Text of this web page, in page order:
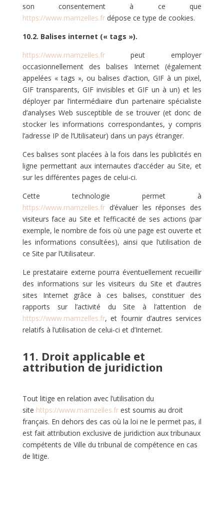
son consentement à ce que
https://www.mamzelles.fr dépose ce type de cookies.
10.2. Balises internet (« tags »).
https://www.mamzelles.frpeut employer
occasionnellement des balises Internet (également
appelées « tags », ou balises d’action, GIF à un pixel,
GIF transparents, GIF invisibles et GIF un à un) et les
déployer par l’intermédiaire d’un partenaire spécialiste
d’analyses Web susceptible de se trouver (et donc de
stocker les informations correspondantes, y compris
l’adresse IP de l’Utilisateur) dans un pays étranger.
Ces balises sont placées à la fois dans les publicités en
ligne permettant aux internautes d’accéder au Site, et
sur les différentes pages de celui-ci.
Cette technologie permet à
https://www.mamzelles.fr d’évaluer les réponses des
visiteurs face au Site et l’efficacité de ses actions (par
exemple, le nombre de fois où une page est ouverte et
les informations consultées), ainsi que l’utilisation de
ce Site par l’Utilisateur.
Le prestataire externe pourra éventuellement recueillir
des informations sur les visiteurs du Site et d’autres
sites Internet grâce à ces balises, constituer des
rapports sur l’activité du Site à l’attention de
https://www.mamzelles.fr, et fournir d’autres services
relatifs à l’utilisation de celui-ci et d’Internet.
11. Droit applicable et
attribution de juridiction
Tout litige en relation avec l’utilisation du
site https://www.mamzelles.frest soumis au droit
français. En dehors des cas où la loi ne le permet pas, il
est fait attribution exclusive de juridiction aux tribunaux
compétents de Ville du tribunal de compétence en cas
de litige.